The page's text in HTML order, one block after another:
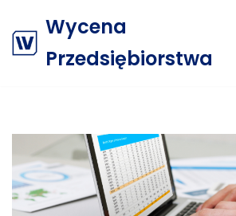
Przejdź
Wycena
Przedsiębiorstwa